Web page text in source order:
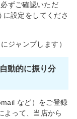
ずご確認いただ
設定をしてくださ
ジャンプします）
動的に振り分
など）をご登録
よって、当店から